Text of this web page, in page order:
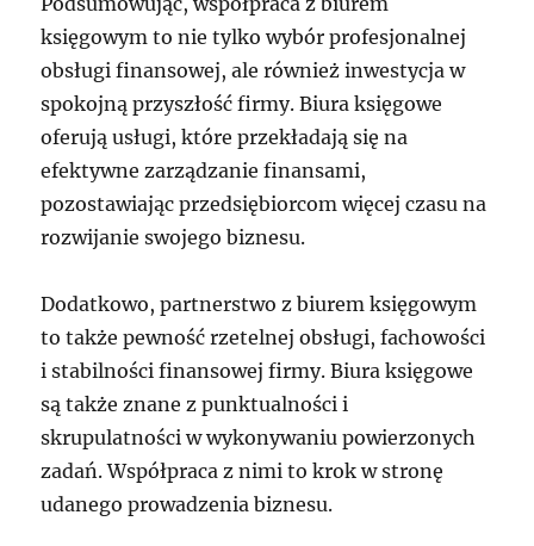
księgowym to nie tylko wybór profesjonalnej
obsługi finansowej, ale również inwestycja w
spokojną przyszłość firmy. Biura księgowe
oferują usługi, które przekładają się na
efektywne zarządzanie finansami,
pozostawiając przedsiębiorcom więcej czasu na
rozwijanie swojego biznesu.
Dodatkowo, partnerstwo z biurem księgowym
to także pewność rzetelnej obsługi, fachowości
i stabilności finansowej firmy. Biura księgowe
są także znane z punktualności i
skrupulatności w wykonywaniu powierzonych
zadań. Współpraca z nimi to krok w stronę
udanego prowadzenia biznesu.